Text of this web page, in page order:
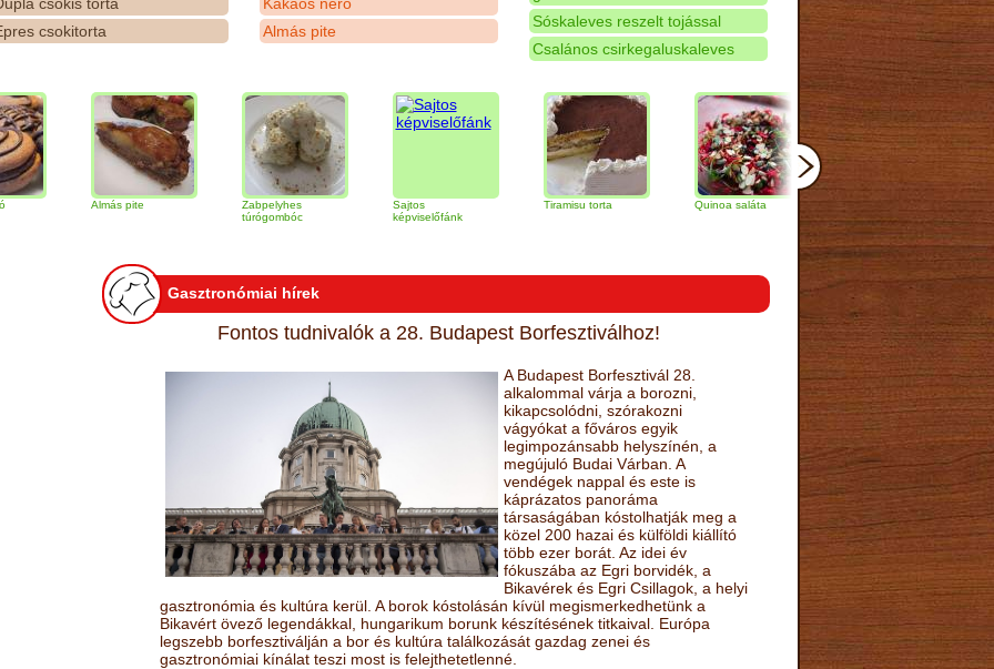
csokitorta
Almás pite
Sóskaleves reszelt tojással
Csalános csirkegaluskaleves
Zabpelyhes
túrógombóc
képviselőfánk
Tiramisu torta Quinoa saláta Mandulás kifli
narancs
Gasztronómiai hírek
Fontos tudnivalók a 28. Budapest Borfesztiválhoz!
A Budapest Borfesztivál 28.
alkalommal várja a borozni,
kikapcsolódni, szórakozni
vágyókat a főváros egyik
legimpozánsabb helyszínén, a
megújuló Budai Várban. A
vendégek nappal és este is
káprázatos panoráma
társaságában kóstolhatják meg a
közel 200 hazai és külföldi kiállító
több ezer borát. Az idei év
fókuszába az Egri borvidék, a
Bikavérek és Egri Csillagok, a helyi
gasztronómia és kultúra kerül. A borok kóstolásán kívül megismerkedhetünk a
Bikavért övező legendákkal, hungarikum borunk készítésének titkaival. Európa
legszebb borfesztiválján a bor és kultúra találkozását gazdag zenei és
gasztronómiai kínálat teszi most is felejthetetlenné.